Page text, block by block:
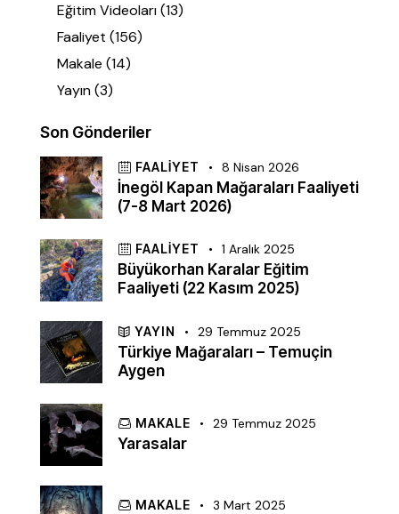
Eğitim Videoları(13)
Faaliyet (156)
Makale (14)
Yayın(3)
Son Gönderiler
FAALIYET 8 Nisan 2026
İnegöl Kapan Mağaraları Faaliyeti
(7-8 Mart 2026)
FAALIYET 1 Aralık 2025
Büyükorhan Karalar Eğitim
Faaliyeti (22 Kasım 2025)
YAYIN 29 Temmuz 2025
Türkiye Mağaraları – Temuçin
Aygen
MAKALE 29 Temmuz 2025
Yarasalar
MAKALE 3 Mart 2025